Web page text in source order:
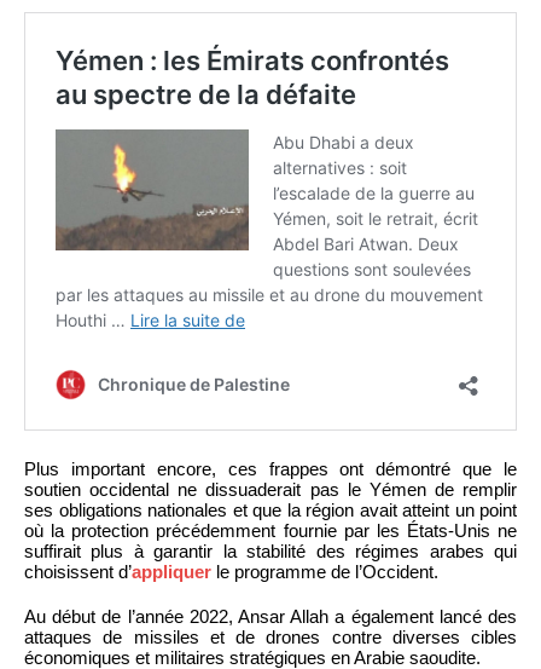
Plus important encore, ces frappes ont démontré que le
soutien occidental ne dissuaderait pas le Yémen de remplir
ses obligations nationales et que la région avait atteint un point
où la protection précédemment fournie par les États-Unis ne
suffirait plus à garantir la stabilité des régimes arabes qui
choisissent d’appliquer le programme de l’Occident.
Au début de l’année 2022, Ansar Allah a également lancé des
attaques de missiles et de drones contre diverses cibles
économiques et militaires stratégiques en Arabie saoudite.